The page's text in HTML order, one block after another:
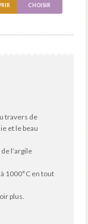
CHOISIR
travers de
et le beau
l’argile
1000°C en tout
plus.